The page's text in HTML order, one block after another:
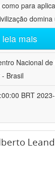
para
leia mais
Nacional
Brasil
BRT